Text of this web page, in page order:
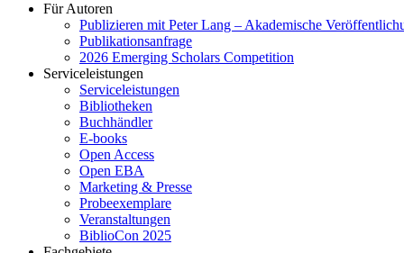
Für Autoren
Publizieren mit Peter Lang – Akademische
Publikationsanfrage
2026 Emerging Scholars Competition
Serviceleistungen
Serviceleistungen
Bibliotheken
Buchhändler
E-books
Open Access
Open EBA
Marketing & Presse
Probeexemplare
Veranstaltungen
BiblioCon 2025